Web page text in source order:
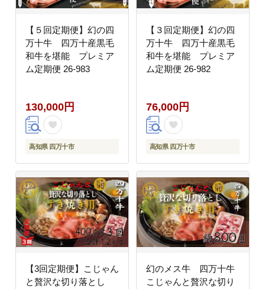
【５回定期便】幻の四
万十牛 四万十産黒毛
和牛を堪能 プレミア
ム定期便 26-983
130,000円
高知県 四万十市
【３回定期便】幻の四
万十牛 四万十産黒毛
和牛を堪能 プレミア
ム定期便 26-982
76,000円
高知県 四万十市
【3回定期便】こじゃん
と贅沢な切り落とし
幻のメス牛 四万十牛
こじゃんと贅沢な切り